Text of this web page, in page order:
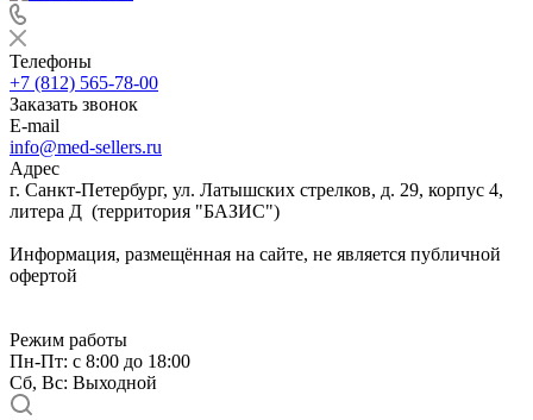
Телефоны
+7 (812) 565-78-00
Заказать звонок
E-mail
info@med-sellers.ru
Адрес
г. Санкт-Петербург, ул. Латышских стрелков, д. 29, корпус 4,
литера Д (территория "БАЗИС")
Информация, размещённая на сайте, не является публичной
офертой
Режим работы
Пн-Пт: с 8:00 до 18:00
Сб, Вс: Выходной